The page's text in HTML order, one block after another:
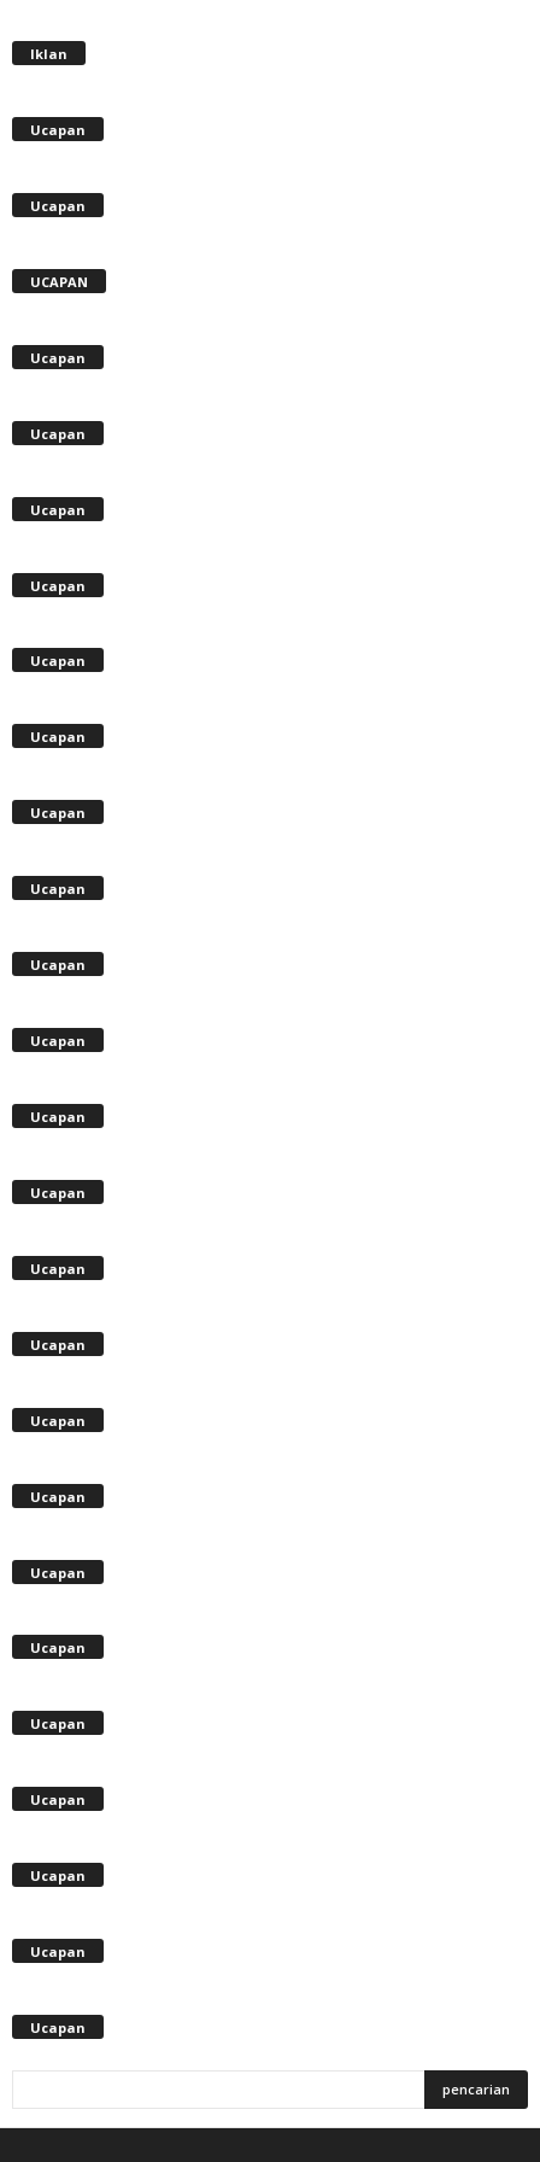
Iklan
Ucapan
Ucapan
UCAPAN
Ucapan
Ucapan
Ucapan
Ucapan
Ucapan
Ucapan
Ucapan
Ucapan
Ucapan
Ucapan
Ucapan
Ucapan
Ucapan
Ucapan
Ucapan
Ucapan
Ucapan
Ucapan
Ucapan
Ucapan
Ucapan
Ucapan
Ucapan